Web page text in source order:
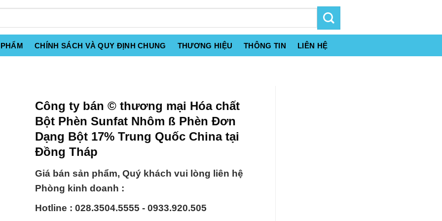
CHÍNH SÁCH VÀ QUY ĐỊNH CHUNG THƯƠNG HIỆU THÔNG TIN LIÊN HỆ
Công ty bán © thương mại Hóa chất
Bột Phèn Sunfat Nhôm ß Phèn Đơn
Dạng Bột 17% Trung Quốc China tại
Đồng Tháp
Giá bán sản phẩm, Quý khách vui lòng liên hệ
Phòng kinh doanh :
Hotline : 028.3504.5555 - 0933.920.505